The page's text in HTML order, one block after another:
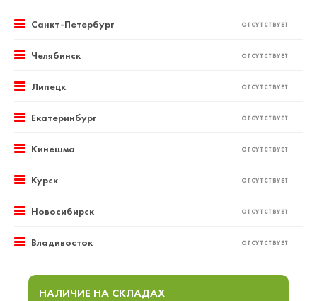
Санкт-Петербург ОТСУТСТВУЕТ
Челябинск ОТСУТСТВУЕТ
Липецк ОТСУТСТВУЕТ
Екатеринбург ОТСУТСТВУЕТ
Кинешма ОТСУТСТВУЕТ
Курск ОТСУТСТВУЕТ
Новосибирск ОТСУТСТВУЕТ
Владивосток ОТСУТСТВУЕТ
НАЛИЧИЕ НА СКЛАДАХ